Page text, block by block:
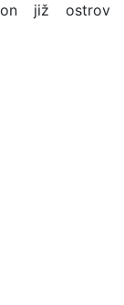
již ostrov